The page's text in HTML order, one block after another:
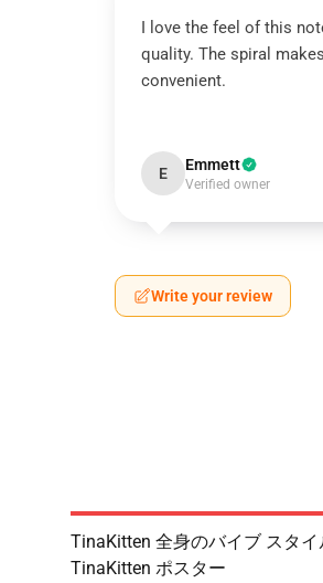
I love the feel of this
quality. The spiral
convenient.
E Emmett
Verified owner
Write your review
TinaKitten 全身のバイブ スタイ
TinaKitten ポスター